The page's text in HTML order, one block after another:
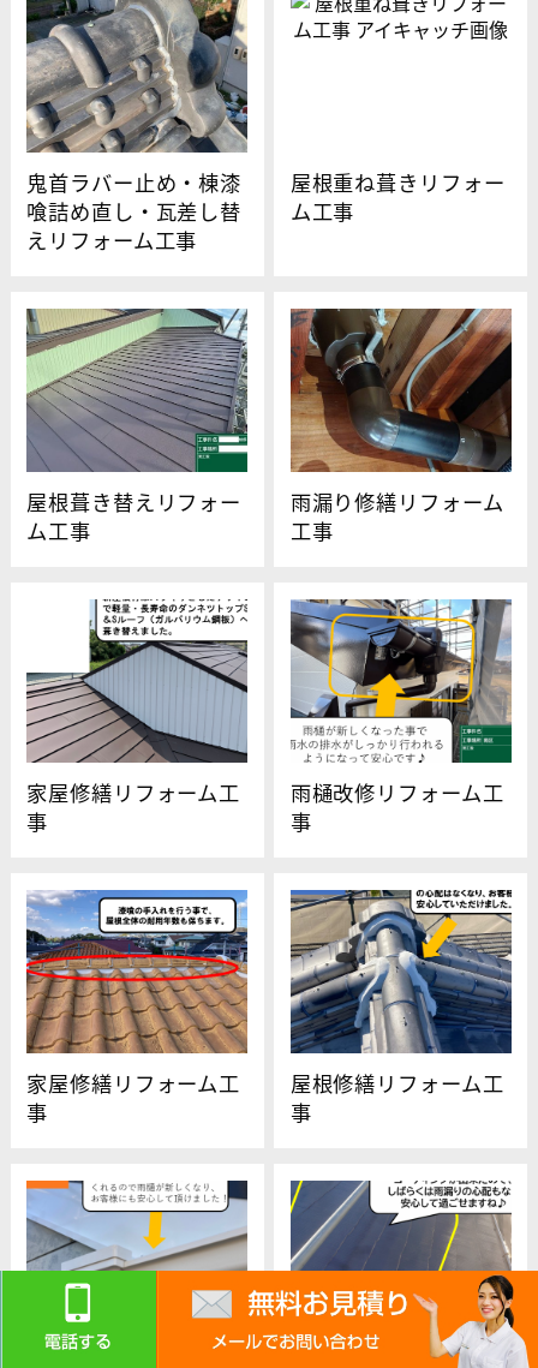
鬼首ラバー止め・棟漆
喰詰め直し・瓦差し替
えリフォーム工事
屋根重ね葺きリフォー
ム工事
屋根葺き替えリフォー
ム工事
雨漏り修繕リフォーム
工事
家屋修繕リフォーム工
事
雨樋改修リフォーム工
事
家屋修繕リフォーム工
事
屋根修繕リフォーム工
事